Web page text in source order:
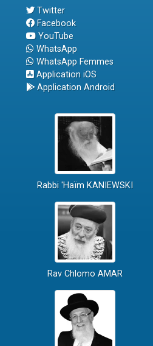
Twitter
Facebook
YouTube
WhatsApp
WhatsApp Femmes
Application iOS
Application Android
Rabbi 'Haïm KANIEWSKI
Rav Chlomo AMAR